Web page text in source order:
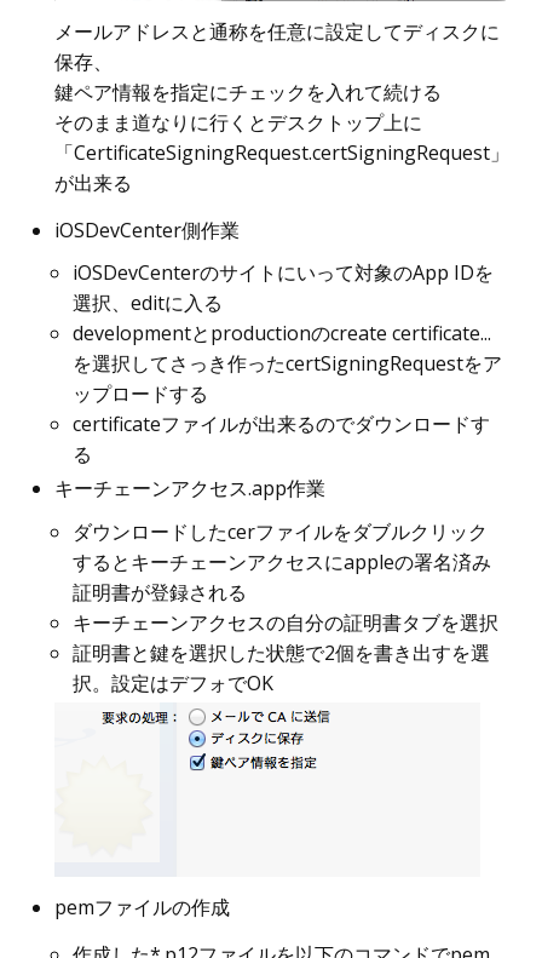
メールアドレスと通称を任意に設定してディスクに
保存、
鍵ペア情報を指定にチェックを入れて続ける
そのまま道なりに行くとデスクトップ上に
「CertificateSigningRequest.certSigningRequest」
が出来る
iOSDevCenter側作業
iOSDevCenterのサイトにいって対象のApp IDを
選択、editに入る
developmentとproductionのcreate certificate...
を選択してさっき作ったcertSigningRequestをア
ップロードする
certificateファイルが出来るのでダウンロードす
る
キーチェーンアクセス.app作業
ダウンロードしたcerファイルをダブルクリック
するとキーチェーンアクセスにappleの署名済み
証明書が登録される
キーチェーンアクセスの自分の証明書タブを選択
証明書と鍵を選択した状態で2個を書き出すを選
択。設定はデフォでOK
pemファイルの作成